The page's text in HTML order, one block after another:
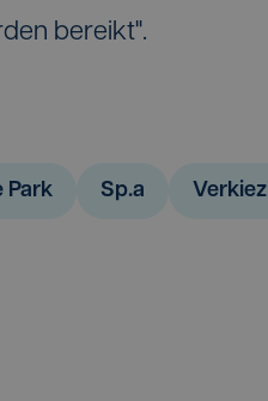
bereikt".
Park Sp.a